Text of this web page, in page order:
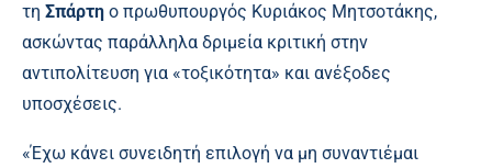
τη Σπάρτη ο πρωθυπουργός Κυριάκος Μητσοτάκης,
ασκώντας παράλληλα δριμεία κριτική στην
αντιπολίτευση για «τοξικότητα» και ανέξοδες
υποσχέσεις.
«Έχω κάνει συνειδητή επιλογή να μη συναντιέμαι